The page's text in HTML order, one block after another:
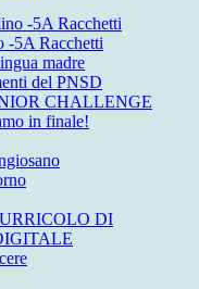
-5A Racchetti
-5A Racchetti
madre
del PNSD
CHALLENGE
in finale!
DI